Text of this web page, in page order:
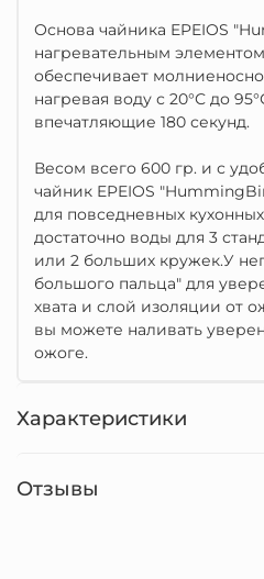
Основа чайника EPEIOS
нагревательным
обеспечивает
нагревая воду с 20°С до
впечатляющие 180 секунд.
Весом всего 600 гр. и с
чайник EPEIOS
для повседневных
достаточно воды для 3
или 2 больших кружек.У
большого пальца" для
хвата и слой изоляции от
вы можете наливать
ожоге.
Характеристики
Отзывы